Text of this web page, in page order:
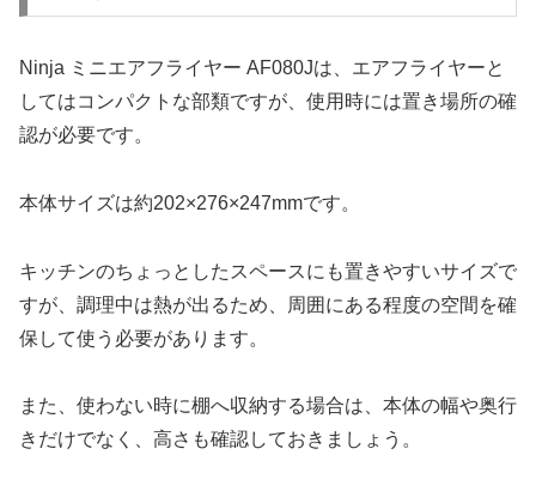
Ninja ミニエアフライヤー AF080Jは、エアフライヤーと
してはコンパクトな部類ですが、使用時には置き場所の確
認が必要です。
本体サイズは約202×276×247mmです。
キッチンのちょっとしたスペースにも置きやすいサイズで
すが、調理中は熱が出るため、周囲にある程度の空間を確
保して使う必要があります。
また、使わない時に棚へ収納する場合は、本体の幅や奥行
きだけでなく、高さも確認しておきましょう。